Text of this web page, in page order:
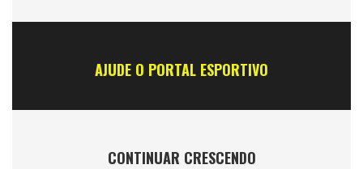
AJUDE O PORTAL ESPORTIVO
CONTINUAR CRESCENDO